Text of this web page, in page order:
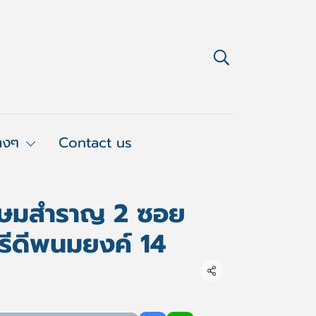
ๆ Contact us
มสำราญ 2 ซอย
ดีพนมยงค์ 14
แชร์